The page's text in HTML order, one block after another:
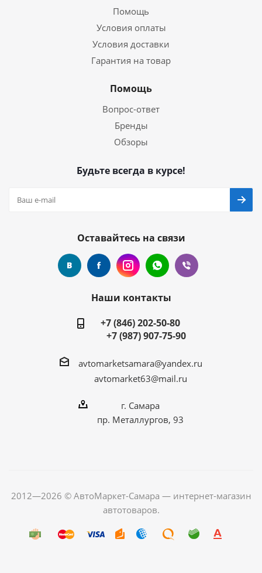
Помощь
Условия оплаты
Условия доставки
Гарантия на товар
Помощь
Вопрос-ответ
Бренды
Обзоры
Будьте всегда в курсе!
Оставайтесь на связи
Наши контакты
+7 (846) 202-50-80
+7 (987) 907-75-90
avtomarketsamara@yandex.ru
avtomarket63@mail.ru
г. Самара
пр. Металлургов, 93
2012—2026 © АвтоМаркет-Самара — интернет-магазин
автотоваров.